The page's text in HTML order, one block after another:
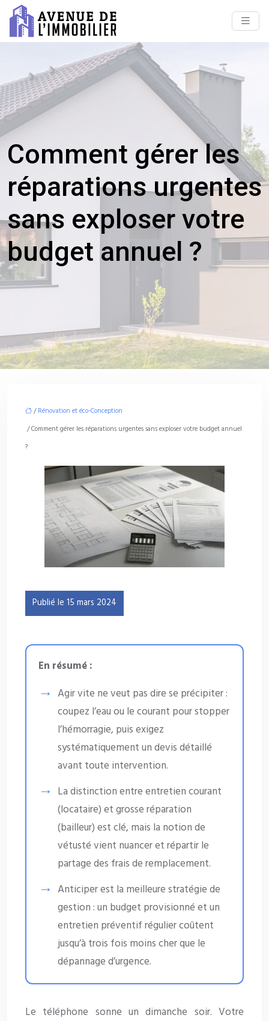
Comment gérer les
réparations urgentes
sans exploser votre
budget annuel ?
/Rénovation et éco-Conception
/ Comment gérer les réparations urgentes sans exploser votre budget annuel
?
Publié le 15 mars 2024
En résumé :
Agir vite ne veut pas dire se précipiter :
coupez l’eau ou le courant pour stopper
l’hémorragie, puis exigez
systématiquement un devis détaillé
avant toute intervention.
La distinction entre entretien courant
(locataire) et grosse réparation
(bailleur) est clé, mais la notion de
vétusté vient nuancer et répartir le
partage des frais de remplacement.
Anticiper est la meilleure stratégie de
gestion : un budget provisionné et un
entretien préventif régulier coûtent
jusqu’à trois fois moins cher que le
dépannage d’urgence.
Le téléphone sonne un dimanche soir. Votre